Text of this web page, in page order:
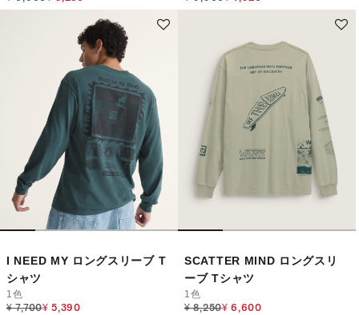
I NEED MY ロングスリーブ T
シャツ
1色
Price reduced from
¥ 7,700to
¥ 5,390
SCATTER MIND ロングスリ
ーブ Tシャツ
1色
Price reduced from
¥ 8,250to
¥ 6,600